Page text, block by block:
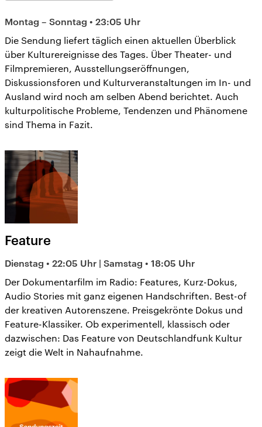
Montag – Sonntag • 23:05 Uhr
Die Sendung liefert täglich einen aktuellen Überblick
über Kulturereignisse des Tages. Über Theater- und
Filmpremieren, Ausstellungseröffnungen,
Diskussionsforen und Kulturveranstaltungen im In- und
Ausland wird noch am selben Abend berichtet. Auch
kulturpolitische Probleme, Tendenzen und Phänomene
sind Thema in Fazit.
Feature
Dienstag • 22:05 Uhr | Samstag • 18:05 Uhr
Der Dokumentarfilm im Radio: Features, Kurz-Dokus,
Audio Stories mit ganz eigenen Handschriften. Best-of
der kreativen Autorenszene. Preisgekrönte Dokus und
Feature-Klassiker. Ob experimentell, klassisch oder
dazwischen: Das Feature von Deutschlandfunk Kultur
zeigt die Welt in Nahaufnahme.